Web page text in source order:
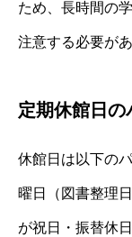
ため、長時間の
注意する必要があ
定期休館日の
休館日は以下の
曜日（図書整理
が祝日・振替休